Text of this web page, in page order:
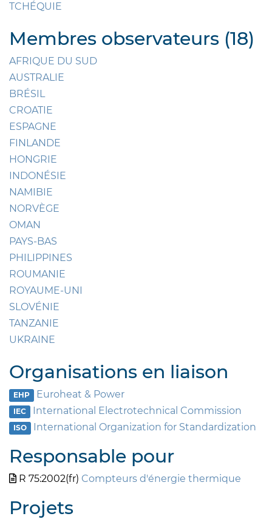
TCHÉQUIE
Membres observateurs (18)
AFRIQUE DU SUD
AUSTRALIE
BRÉSIL
CROATIE
ESPAGNE
FINLANDE
HONGRIE
INDONÉSIE
NAMIBIE
NORVÈGE
OMAN
PAYS-BAS
PHILIPPINES
ROUMANIE
ROYAUME-UNI
SLOVÉNIE
TANZANIE
UKRAINE
Organisations en liaison
EHP Euroheat & Power
IEC International Electrotechnical Commission
ISO International Organization for Standardization
Responsable pour
R 75:2002(fr) Compteurs d'énergie thermique
Projets